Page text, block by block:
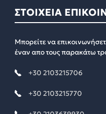
ΣΤΟΙΧΕΙΑ
Μπορείτε να
έναν απο τους παρακάτω
+30 2103215706
+30 2103215770